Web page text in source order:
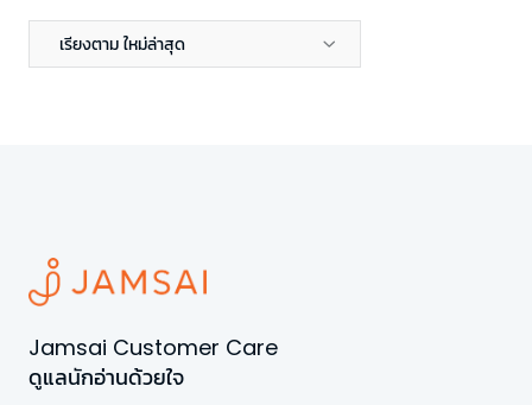
เรียงตาม ใหม่ล่าสุด
Jamsai Customer Care
ดูแลนักอ่านด้วยใจ